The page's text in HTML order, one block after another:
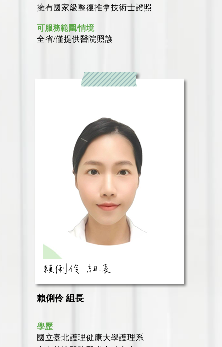
擁有國家級整復推拿技術士證照
可服務範圍/情境
全省/僅提供醫院照護
賴俐伶 組長
學歷
國立臺北護理健康大學護理系